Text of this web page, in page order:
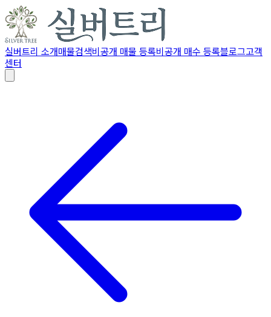
실버트리 소개매물검색비공개 매물 등록비공개 매수 등록블로그고객
센터